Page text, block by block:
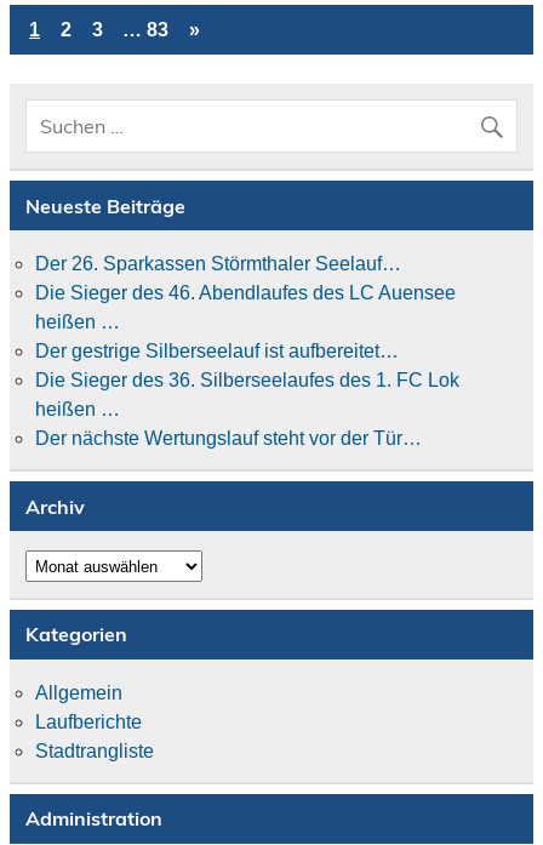
1 2 3 … 83 »
Neueste Beiträge
Der 26. Sparkassen Störmthaler Seelauf…
Die Sieger des 46. Abendlaufes des LC Auensee
heißen …
Der gestrige Silberseelauf ist aufbereitet…
Die Sieger des 36. Silberseelaufes des 1. FC Lok
heißen …
Der nächste Wertungslauf steht vor der Tür…
Archiv
Archiv
Kategorien
Allgemein
Laufberichte
Stadtrangliste
Administration